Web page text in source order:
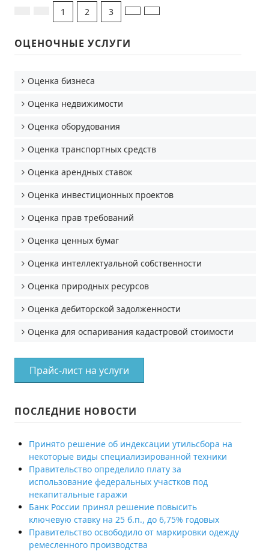
1 2 3
ОЦЕНОЧНЫЕ УСЛУГИ
Оценка бизнеса
Оценка недвижимости
Оценка оборудования
Оценка транспортных средств
Оценка арендных ставок
Оценка инвестиционных проектов
Оценка прав требований
Оценка ценных бумаг
Оценка интеллектуальной собственности
Оценка природных ресурсов
Оценка дебиторской задолженности
Оценка для оспаривания кадастровой стоимости
Прайс-лист на услуги
ПОСЛЕДНИЕ НОВОСТИ
Принято решение об индексации утильсбора на
некоторые виды специализированной техники
Правительство определило плату за
использование федеральных участков под
некапитальные гаражи
Банк России принял решение повысить
ключевую ставку на 25 б.п., до 6,75% годовых
Правительство освободило от маркировки одежду
ремесленного производства